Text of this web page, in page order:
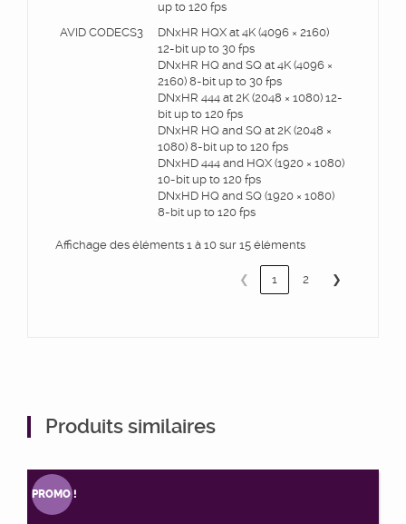
up to 120 fps
AVID CODECS3
DNxHR HQX at 4K (4096 × 2160)
12-bit up to 30 fps
DNxHR HQ and SQ at 4K (4096 ×
2160) 8-bit up to 30 fps
DNxHR 444 at 2K (2048 × 1080) 12-
bit up to 120 fps
DNxHR HQ and SQ at 2K (2048 ×
1080) 8-bit up to 120 fps
DNxHD 444 and HQX (1920 × 1080)
10-bit up to 120 fps
DNxHD HQ and SQ (1920 × 1080)
8-bit up to 120 fps
Affichage des éléments 1 à 10 sur 15 éléments
❮ 1 2 ❯
Produits similaires
PROMO !